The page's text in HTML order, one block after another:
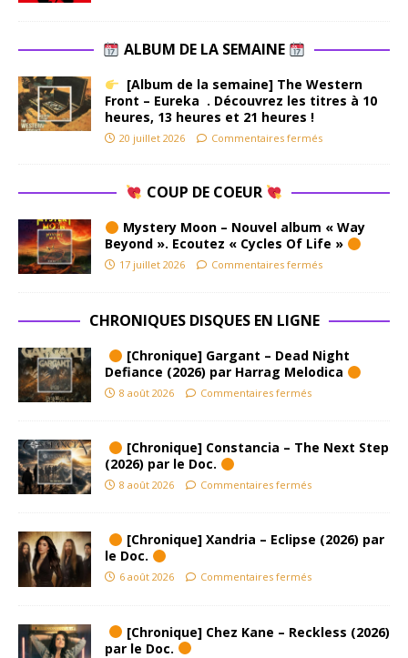
ALBUM DE LA SEMAINE
[Album de la semaine] The Western
Front – Eureka . Découvrez les titres à 10
heures, 13 heures et 21 heures !
20 juillet 2026 Commentaires fermés
COUP DE COEUR
Mystery Moon – Nouvel album « Way
Beyond ». Ecoutez « Cycles Of Life »
17 juillet 2026 Commentaires fermés
CHRONIQUES DISQUES EN LIGNE
[Chronique] Gargant – Dead Night
Defiance (2026) par Harrag Melodica
8 août 2026 Commentaires fermés
[Chronique] Constancia – The Next Step
(2026) par le Doc.
8 août 2026 Commentaires fermés
[Chronique] Xandria – Eclipse (2026) par
le Doc.
6 août 2026 Commentaires fermés
[Chronique] Chez Kane – Reckless (2026)
par le Doc.